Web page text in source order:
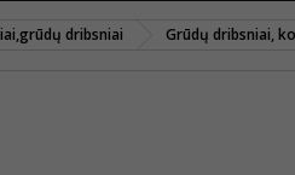
dribsniai Grūdų dribsniai,